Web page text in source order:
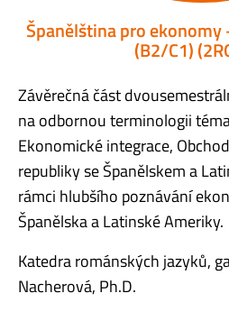
Španělština pro
(B2/C1)
Závěrečná část
na odbornou terminologii
Ekonomické integrace,
republiky se Španělskem a
rámci hlubšího poznávání
Španělska a Latinské Ameriky.
Katedra románských jazyků,
Nacherová, Ph.D.